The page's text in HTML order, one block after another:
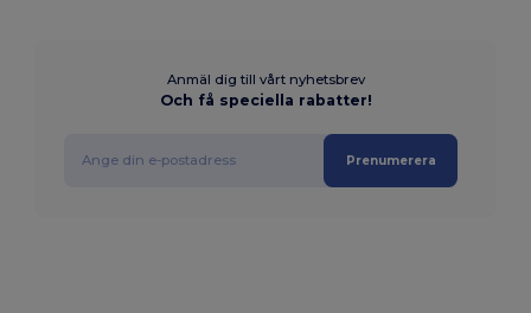
Anmäl dig till vårt nyhetsbrev
Och få speciella rabatter!
Prenumerera